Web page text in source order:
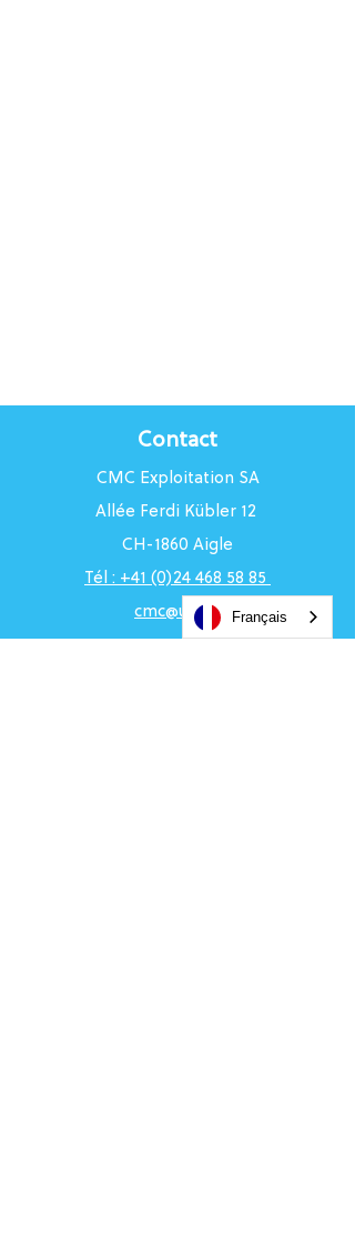
Contact
CMC Exploitation SA
Allée Ferdi Kübler 12
CH-1860 Aigle
Tél : +41 (0)24 468 58 85
cmc@uci.ch
Français